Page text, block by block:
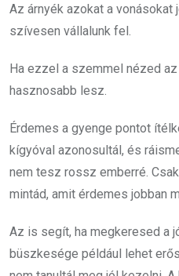
Az árnyék azokat a vonásokat
szívesen vállalunk fel.
Ha ezzel a szemmel nézed
hasznosabb lesz.
Érdemes a gyenge pontot
kígyóval azonosultál, és
nem tesz rossz emberré.
mintád, amit érdemes jobban
Az is segít, ha megkeresed a
büszkesége például lehet